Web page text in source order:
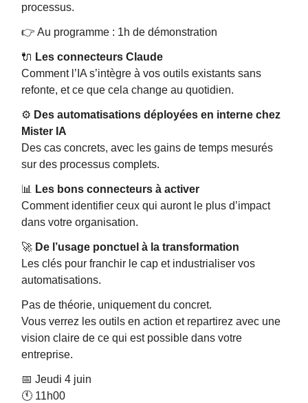
processus.
👉 Au programme : 1h de démonstration
🔌 Les connecteurs Claude
Comment l’IA s’intègre à vos outils existants sans
refonte, et ce que cela change au quotidien.
⚙️ Des automatisations déployées en interne chez
Mister IA
Des cas concrets, avec les gains de temps mesurés
sur des processus complets.
📊
Les bons connecteurs à activer
Comment identifier ceux qui auront le plus d’impact
dans votre organisation.
🚀 De l’usage ponctuel à la transformation
Les clés pour franchir le cap et industrialiser vos
automatisations.
Pas de théorie, uniquement du concret.
Vous verrez les outils en action et repartirez avec une
vision claire de ce qui est possible dans votre
entreprise.
📅 Jeudi 4 juin
🕚 11h00